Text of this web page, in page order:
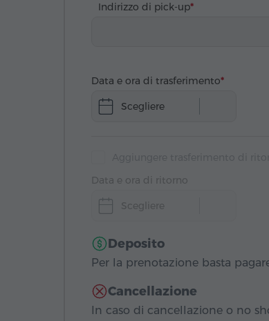
Indirizzo di pick-up
Data e ora di trasferimento
Scegliere
Data e ora di ritorno
Scegliere
Deposito
Per la prenotazione basta
Cancellazione
In caso di cancellazione o no